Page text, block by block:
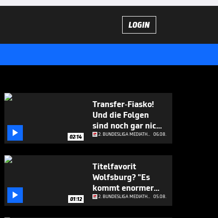
LOGIN
 02:14
Transfer-Fiasko!
Und die Folgen
sind noch gar nicht
abzusehen
2. BUNDESLIGA MEDIATHEK HIGHLIGHTS 06.08.
 01:12
Titelfavorit
Wolfsburg? "Es
kommt enormer
Druck"
2. BUNDESLIGA MEDIATHEK HIGHLIGHTS 05.08.